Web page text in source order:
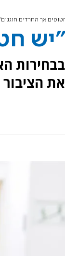
אך החרדים
"יש
הציבור